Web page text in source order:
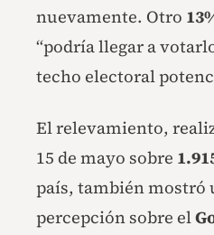
nuevamente. Otro
“podría llegar a
techo electoral
El relevamiento,
15 de mayo sobre
país, también mostró
percepción sobre el